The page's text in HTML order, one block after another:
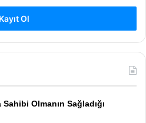
Kayıt Ol
Sahibi Olmanın Sağladığı